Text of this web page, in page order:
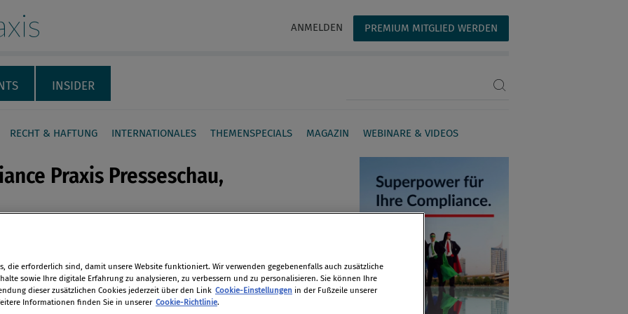
ANMELDEN PREMIUM MITGLIED WERDEN
INSIDER
RECHT & HAFTUNG INTERNATIONALES THEMENSPECIALS MAGAZIN WEBINARE & VIDEOS
Praxis Presseschau,
Web.
die erforderlich sind, damit unsere Website funktioniert. Wir verwenden gegebenenfalls auch zusätzliche
sowie Ihre digitale Erfahrung zu analysieren, zu verbessern und zu personalisieren. Sie können Ihre
dieser zusätzlichen Cookies jederzeit über den Link Cookie-Einstellungen in der Fußzeile unserer
Informationen finden Sie in unserer Cookie-Richtlinie.